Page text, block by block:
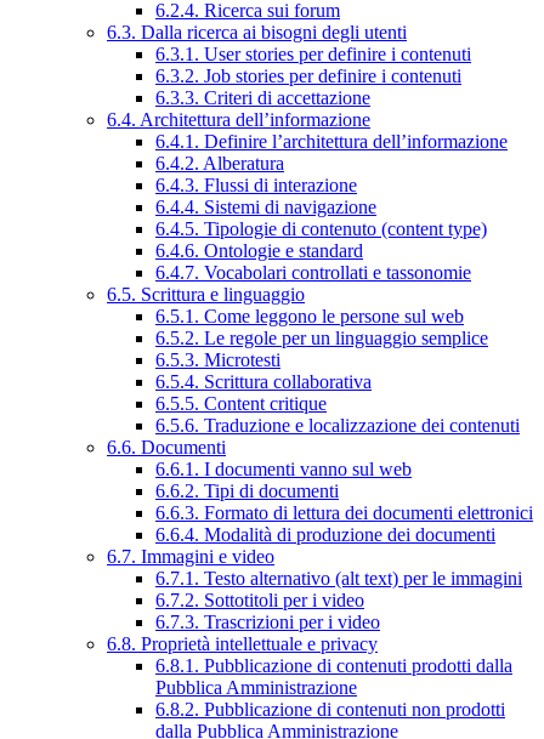
6.2.4. Ricerca sui forum
6.3. Dalla ricerca ai bisogni degli utenti
6.3.1. User stories per definire i contenuti
6.3.2. Job stories per definire i contenuti
6.3.3. Criteri di accettazione
6.4. Architettura dell’informazione
6.4.1. Definire l’architettura dell’informazione
6.4.2. Alberatura
6.4.3. Flussi di interazione
6.4.4. Sistemi di navigazione
6.4.5. Tipologie di contenuto (content type)
6.4.6. Ontologie e standard
6.4.7. Vocabolari controllati e tassonomie
6.5. Scrittura e linguaggio
6.5.1. Come leggono le persone sul web
6.5.2. Le regole per un linguaggio semplice
6.5.3. Microtesti
6.5.4. Scrittura collaborativa
6.5.5. Content critique
6.5.6. Traduzione e localizzazione dei contenuti
6.6. Documenti
6.6.1. I documenti vanno sul web
6.6.2. Tipi di documenti
6.6.3. Formato di lettura dei documenti elettronici
6.6.4. Modalità di produzione dei documenti
6.7. Immagini e video
6.7.1. Testo alternativo (alt text) per le immagini
6.7.2. Sottotitoli per i video
6.7.3. Trascrizioni per i video
6.8. Proprietà intellettuale e privacy
6.8.1. Pubblicazione di contenuti prodotti dalla
Pubblica Amministrazione
6.8.2. Pubblicazione di contenuti non prodotti
dalla Pubblica Amministrazione